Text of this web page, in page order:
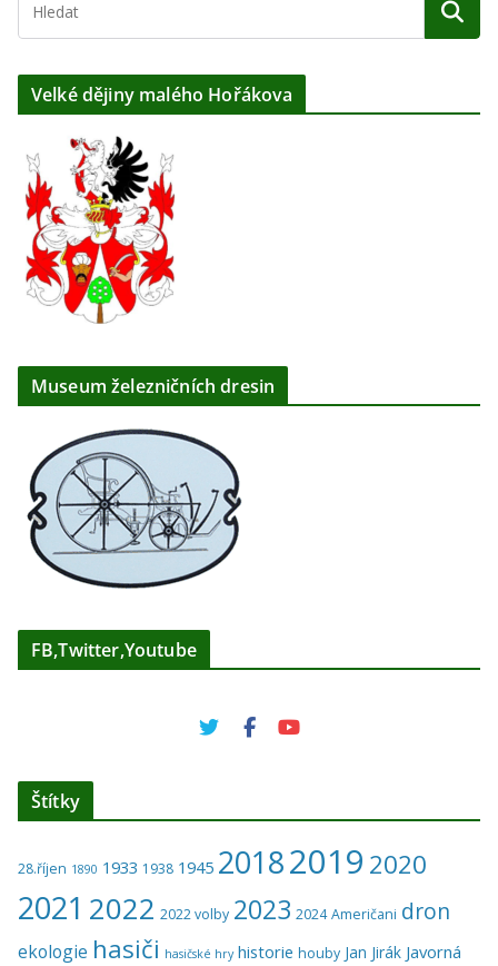
Velké dějiny malého Hořákova
Museum železničních dresin
FB,Twitter,Youtube
Štítky
28.říjen 1890 1933 1938 1945 20182019 2020
2021 2022 2022 volby 2023 2024 Američani dron
ekologie hasiči hasičské hry historie houby Jan Jirák Javorná